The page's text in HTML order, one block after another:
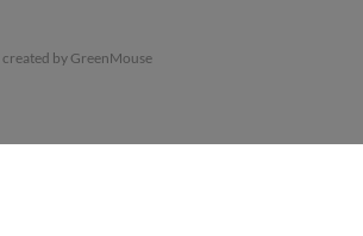
created by GreenMouse